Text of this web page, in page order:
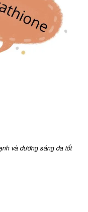
và dưỡng sáng da tốt